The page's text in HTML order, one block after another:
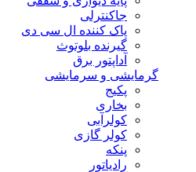
جاکنترلی
پاک کننده ال سی دی
گیرنده بلوتوث
آداپتور برق
گرمایشی و سرمایشی
پکیج
بخاری
کولرآبی
کولر گازی
پنکه
رادیاتور